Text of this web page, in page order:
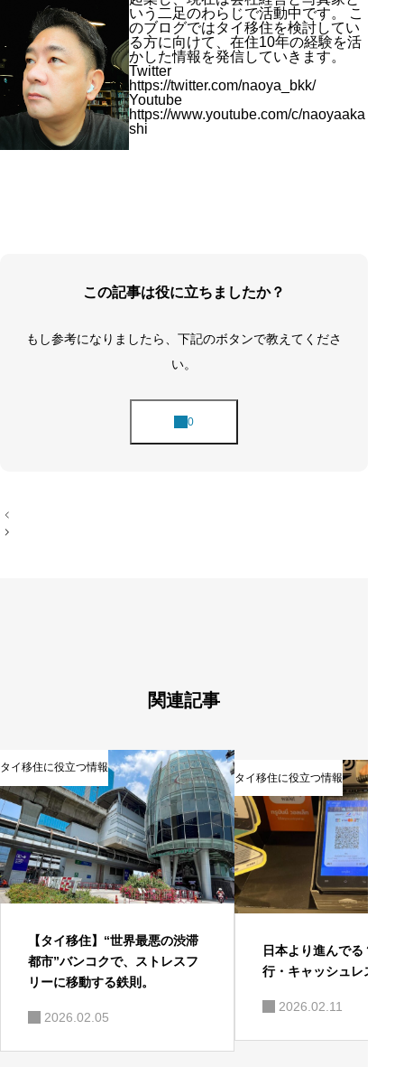
いう二足のわらじで活動中です。 こ
のブログではタイ移住を検討してい
る方に向けて、在住10年の経験を活
かした情報を発信していきます。
Twitter
https://twitter.com/naoya_bkk/
Youtube
https://www.youtube.com/c/naoyaaka
shi
この記事は役に立ちましたか？
もし参考になりましたら、下記のボタンで教えてくださ
い。
投
稿
関連記事
タイ移住に役立つ情報
【タイ移住】“世界最悪の渋滞
都市”バンコクで、ストレスフ
リーに移動する鉄則。
2026.02.05
タイ移住に役立つ情報
日本より進んでる？ タ
行・キャッシュレス事情
2026.02.11